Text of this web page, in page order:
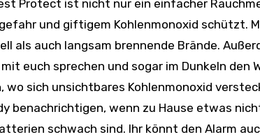
Protect ist nicht nur ein einfacher
und giftigem Kohlenmonoxid schützt.
als auch langsam brennende Brände.
euch sprechen und sogar im Dunkeln
wo sich unsichtbares Kohlenmonoxid
benachrichtigen, wenn zu Hause etwas
schwach sind. Ihr könnt den Alarm